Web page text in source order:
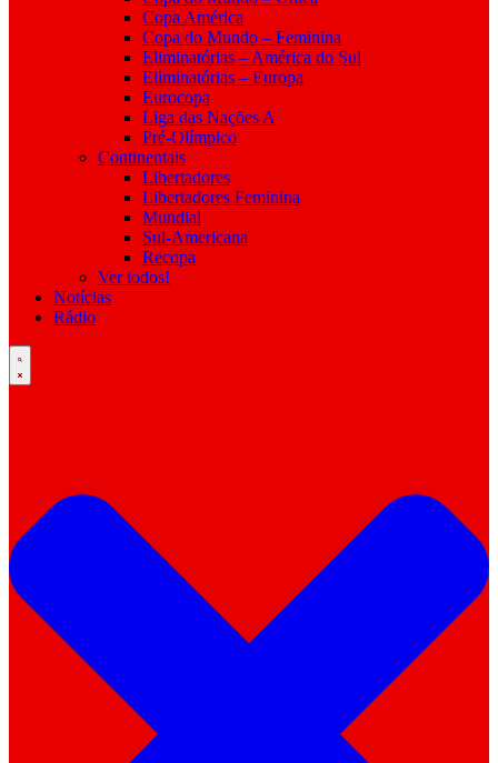
Copa América
Copa do Mundo – Feminina
Eliminatórias – América do Sul
Eliminatórias – Europa
Eurocopa
Liga das Nações A
Pré-Olímpico
Continentais
Libertadores
Libertadores Feminina
Mundial
Sul-Americana
Recopa
Ver todos!
Notícias
Rádio